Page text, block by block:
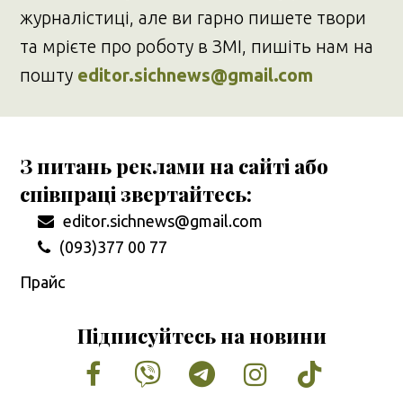
журналістиці, але ви гарно пишете твори
та мрієте про роботу в ЗМІ, пишіть нам на
пошту editor.sichnews@gmail.com
З питань реклами на сайті або
співпраці звертайтесь:
editor.sichnews@gmail.com
(093)377 00 77
Прайс
Підписуйтесь на новини
Facebook
VimeoTumblrInstagram
Tiktok